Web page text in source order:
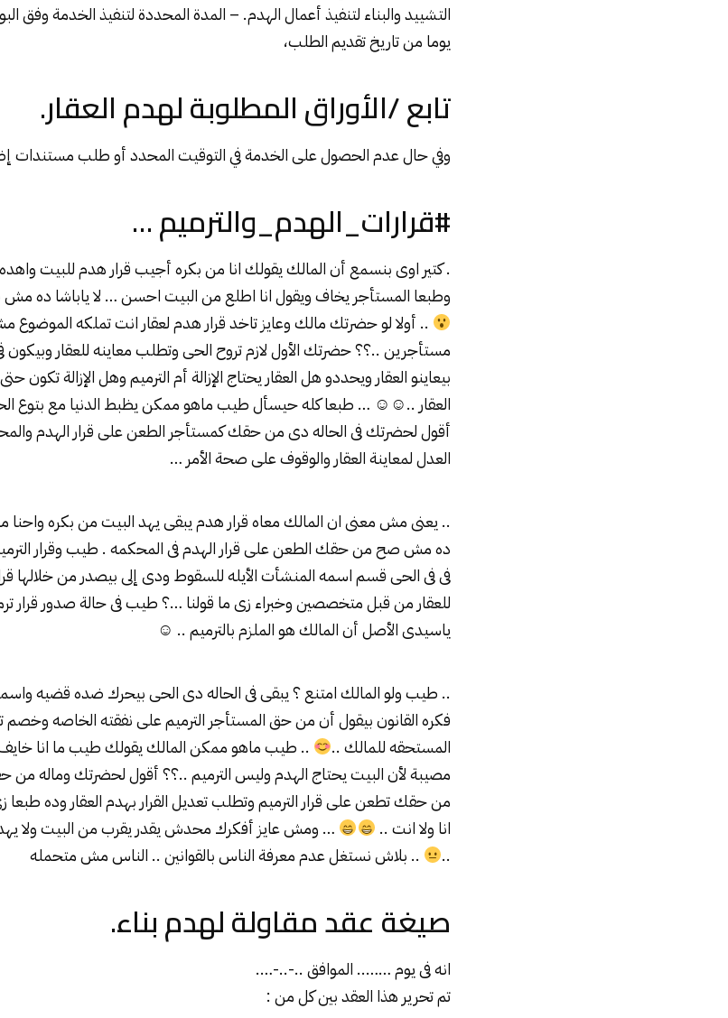
يوما من تاريخ تقديم الطلب،
تابع /الأوراق المطلوبة لهدم العقار.
وفي حال عدم الحصول على الخدمة في التوقيت المحدد أو طلب مستندات
#قرارات_الهدم_والترميم …
. كتير اوى بنسمع أن المالك يقولك انا من بكره أجيب قرار هدمللبيت
وطبعا المستأجر يخاف ويقول انا اطلع من البيت احسن … لا ياباشا ده
.. أولا لو حضرتك مالك وعايز تاخد قرار هدم لعقار انت تملكه
مستأجرين ..؟؟ حضرتك الأول لازم تروح الحى وتطلب معاينه للعقار
بيعاينو العقار ويحددو هل العقار يحتاج الإزالة أم الترميم وهل الإزالة
العقار ..☺☺ … طبعا كله حيسأل طيب ماهو ممكن يظبط الدنيا مع بتوع
أقول لحضرتك فى الحاله دى من حقك كمستأجر الطعن على قرار الهدم
العدل لمعاينةالعقار والوقوف على صحة الأمر …
.. يعنى مش معنى ان المالك معاه قرار هدم يبقى يهد البيت من بكره
ده مش صح من حقك الطعن على قرار الهدم فى المحكمه . طيب وقرار
فى فى الحى قسم اسمه المنشأت الأيله للسقوط ودى إلى بيصدر من خلالها
للعقار من قبل متخصصين وخبراء زى ما قولنا …؟ طيب فى حالة صدور قرار
ياسيدى الأصل أن المالك هو الملزم بالترميم .. ☺
.. طيب ولو المالك امتنع ؟ يبقى فى الحاله دى الحى بيحرك ضده قضيه
فكره القانون بيقول أن من حق المستأجر الترميم على نفقته الخاصه وخصم
المستحقه للمالك ..
.. طيب ماهو ممكن المالك يقولك طيب ما انا
مصيبة لأن البيت يحتاج الهدم وليس الترميم ..؟؟ أقول لحضرتك وماله
من حقك تطعن على قرار الترميم وتطلب تعديل القرار بهدم العقار وده
انا ولا انت ..
… ومش عايز أفكرك محدش يقدر يقرب من البيت ولا
..
.. بلاش نستغل عدم معرفة الناس بالقوانين .. الناس مش متحمله
صيغة عقد مقاولة لهدم بناء.
انه فى يوم …….. الموافق ..-..-….
تم تحرير هذا العقد بين كل من :